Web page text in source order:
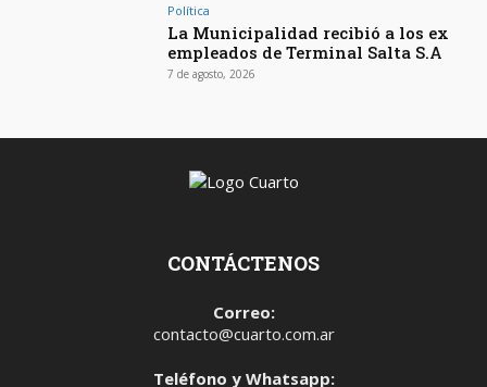
Política
La Municipalidad recibió a los ex
empleados de Terminal Salta S.A
7 de agosto, 2026
CONTÁCTENOS
Correo:
contacto@cuarto.com.ar
Teléfono y Whatsapp: